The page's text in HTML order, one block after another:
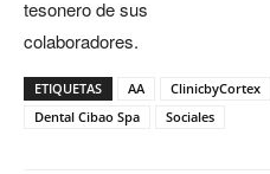
tesonero de sus
colaboradores.
ETIQUETAS AA ClinicbyCortex
Dental Cibao Spa
Sociales